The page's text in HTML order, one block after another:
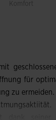
Komfort
für
zu